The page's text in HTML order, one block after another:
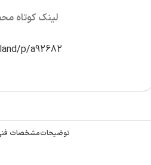
لینک کوتاه
p/a92682
توضیحاتمشخصات